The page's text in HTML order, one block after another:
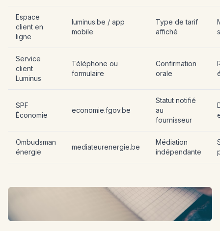
Espace
client en
ligne
luminus.be / app
mobile
Type de tarif
affiché
Service
client
Luminus
Téléphone ou
formulaire
Confirmation
orale
SPF
Économie
economie.fgov.be
Statut notifié
au
fournisseur
Ombudsman
énergie
mediateurenergie.be
Médiation
indépendante